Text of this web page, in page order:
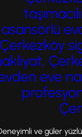
asansörlü
eve
ve güler